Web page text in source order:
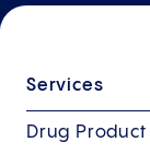
Services
Drug